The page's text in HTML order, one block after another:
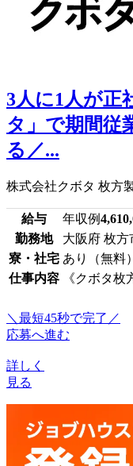
3人に1人が正
タ」で期間従
る／...
株式会社クボタ 枚方
給与 年収例
勤務地
大阪府 枚方
寮・社宅 あり（無料）
仕事内容
《クボタ
＼最短45秒で完了／
応募へ進む
詳しく
見る